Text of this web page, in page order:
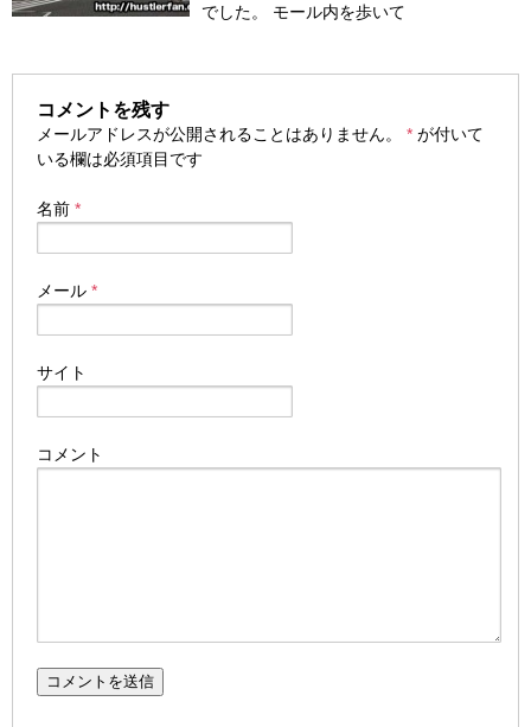
でした。 モール内を歩いて
コメントを残す
メールアドレスが公開されることはありません。 * が付いて
いる欄は必須項目です
名前 *
メール *
サイト
コメント